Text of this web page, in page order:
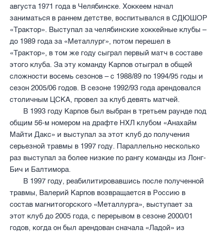
августа 1971 года в Челябинске. Хоккеем начал
заниматься в раннем детстве, воспитывался в СДЮШОР
«Трактор». Выступал за челябинские хоккейные клубы –
до 1989 года за «Металлург», потом перешел в
«Трактор», в том же году сыграл первый матч в составе
этого клуба. За эту команду Карпов отыграл в общей
сложности восемь сезонов – с 1988/89 по 1994/95 годы и
сезон 2005/06 годов. В сезоне 1992/93 года арендовался
столичным ЦСКА, провел за клуб девять матчей.
В 1993 году Карпов был выбран в третьем раунде под
общим 56-м номером на драфте НХЛ клубом «Анахайм
Майти Дакс» и выступал за этот клуб до получения
серьезной травмы в 1997 году. Параллельно несколько
раз выступал за более низкие по рангу команды из Лонг-
Бич и Балтимора.
В 1997 году, реабилитировавшись после полученной
травмы, Валерий Карпов возвращается в Россию в
состав магнитогорского «Металлурга», выступает за
этот клуб до 2005 года, с перерывом в сезоне 2000/01
годов, когда он был арендован сначала «Ладой» из